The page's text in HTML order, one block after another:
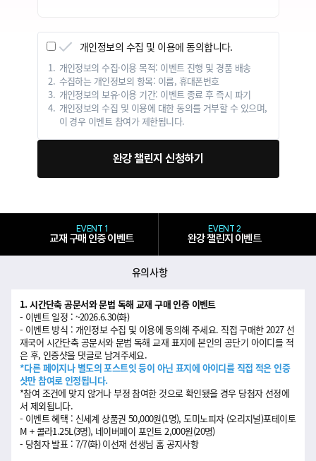
개인정보의 수집 및 이용에 동의합니다.
개인정보의 수집·이용 목적: 이벤트 진행 및 경품 배송
수집하는 개인정보의 항목: 이름, 휴대폰번호
개인정보의 보유·이용 기간: 이벤트 종료 후 즉시 파기
개인정보의 수집 및 이용에 대한 동의를 거부할 수 있으며,
이 경우 이벤트 참여가 제한됩니다.
완강 챌린지 신청하기
EVENT 1
교재 구매 인증 이벤트
EVENT 2
완강 챌린지 이벤트
유의사항
1. 시간단축 공문서와 문법 독해 교재 구매 인증 이벤트
- 이벤트 일정 : ~2026.6.30(화)
- 이벤트 방식 : 개인정보 수집 및 이용에 동의해 주세요. 직접 구매한 2027 선
재국어 시간단축 공문서와 문법 독해 교재 표지에 본인의 공단기 아이디를 적
은 후, 인증샷을 댓글로 남겨주세요.
*다른 페이지나 별도의 포스트잇 등이 아닌 표지에 아이디를 직접 적은 인증
샷만 참여로 인정됩니다.
*참여 조건에 맞지 않거나 부정 참여한 것으로 확인됐을 경우 당첨자 선정에
서 제외됩니다.
- 이벤트 혜택 : 신세계 상품권 50,000원(1명), 도미노피자 (오리지널)포테이토
M + 콜라1.25L(3명), 네이버페이 포인트 2,000원(20명)
- 당첨자 발표 : 7/7(화) 이선재 선생님 홈 공지사항